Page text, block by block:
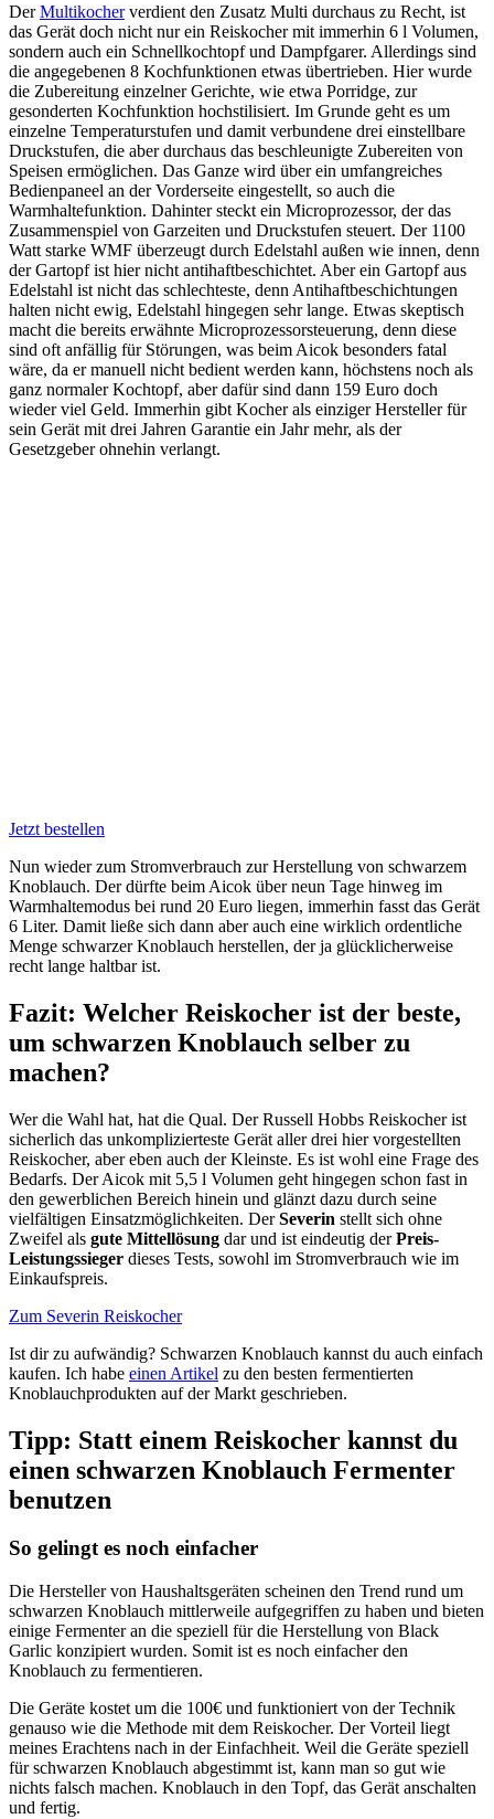
DerMultikocherverdient den Zusatz Multi durchaus zu Recht, ist
das Gerät doch nicht nur ein Reiskocher mit immerhin 6 l Volumen,
sondern auch ein Schnellkochtopf und Dampfgarer. Allerdings sind
die angegebenen 8 Kochfunktionen etwas übertrieben. Hier wurde
die Zubereitung einzelner Gerichte, wie etwa Porridge, zur
gesonderten Kochfunktion hochstilisiert. Im Grunde geht es um
einzelne Temperaturstufen und damit verbundene drei einstellbare
Druckstufen, die aber durchaus das beschleunigte Zubereiten von
Speisen ermöglichen. Das Ganze wird über ein umfangreiches
Bedienpaneel an der Vorderseite eingestellt, so auch die
Warmhaltefunktion. Dahinter steckt ein Microprozessor, der das
Zusammenspiel von Garzeiten und Druckstufen steuert. Der 1100
Watt starke WMF überzeugt durch Edelstahl außen wie innen, denn
der Gartopf ist hier nicht antihaftbeschichtet. Aber ein Gartopf aus
Edelstahl ist nicht das schlechteste, denn Antihaftbeschichtungen
halten nicht ewig, Edelstahl hingegen sehr lange. Etwas skeptisch
macht die bereits erwähnte Microprozessorsteuerung, denn diese
sind oft anfällig für Störungen, was beim Aicok besonders fatal
wäre, da er manuell nicht bedient werden kann, höchstens noch als
ganz normaler Kochtopf, aber dafür sind dann 159 Euro doch
wieder viel Geld. Immerhin gibt Kocher als einziger Hersteller für
sein Gerät mit drei Jahren Garantie ein Jahr mehr, als der
Gesetzgeber ohnehin verlangt.
Jetzt bestellen
Nun wieder zum Stromverbrauch zur Herstellung von schwarzem
Knoblauch. Der dürfte beim Aicok über neun Tage hinweg im
Warmhaltemodus bei rund 20 Euro liegen, immerhin fasst das Gerät
6 Liter. Damit ließe sich dann aber auch eine wirklich ordentliche
Menge schwarzer Knoblauch herstellen, der ja glücklicherweise
recht lange haltbar ist.
Fazit: Welcher Reiskocher ist der beste,
um schwarzen Knoblauch selber zu
machen?
Wer die Wahl hat, hat die Qual. Der Russell Hobbs Reiskocher ist
sicherlich das unkomplizierteste Gerät aller drei hier vorgestellten
Reiskocher, aber eben auch der Kleinste. Es ist wohl eine Frage des
Bedarfs. Der Aicok mit 5,5 l Volumen geht hingegen schon fast in
den gewerblichen Bereich hinein und glänzt dazu durch seine
vielfältigen Einsatzmöglichkeiten. DerSeverin stellt sich ohne
Zweifel als gute Mittellösung dar und ist eindeutig derPreis-
Leistungssieger dieses Tests, sowohl im Stromverbrauch wie im
Einkaufspreis.
Zum Severin Reiskocher
Ist dir zu aufwändig? Schwarzen Knoblauch kannst du auch einfach
kaufen. Ich habe einen Artikel zu den besten fermentierten
Knoblauchprodukten auf der Markt geschrieben.
Tipp: Statt einem Reiskocher kannst du
einen schwarzen Knoblauch Fermenter
benutzen
So gelingt es noch einfacher
Die Hersteller von Haushaltsgeräten scheinen den Trend rund um
schwarzen Knoblauch mittlerweile aufgegriffen zu haben und bieten
einige Fermenter an die speziell für die Herstellung von Black
Garlic konzipiert wurden. Somit ist es noch einfacher den
Knoblauch zu fermentieren.
Die Geräte kostet um die 100€ und funktioniert von der Technik
genauso wie die Methode mit dem Reiskocher. Der Vorteil liegt
meines Erachtens nach in der Einfachheit. Weil die Geräte speziell
für schwarzen Knoblauch abgestimmt ist, kann man so gut wie
nichts falsch machen. Knoblauch in den Topf, das Gerät anschalten
und fertig.